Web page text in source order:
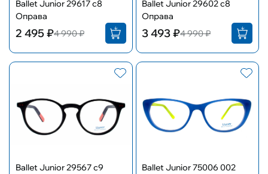
Ballet Junior 29617 с8
Оправа
2 495 ₽4 990 ₽
Ballet Junior 29602 с8
Оправа
3 493 ₽4 990 ₽
Ballet Junior 29567 с9
Ballet Junior 75006 002